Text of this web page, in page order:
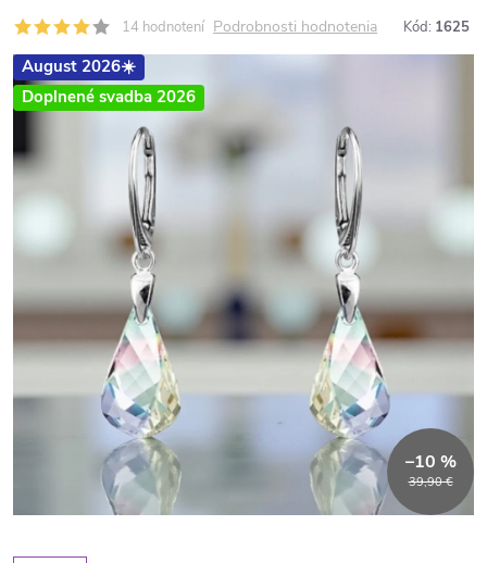
14 hodnotení Podrobnosti hodnotenia Kód: 1625
August 2026☀️
Doplnené svadba 2026
39,90 €
–10 %